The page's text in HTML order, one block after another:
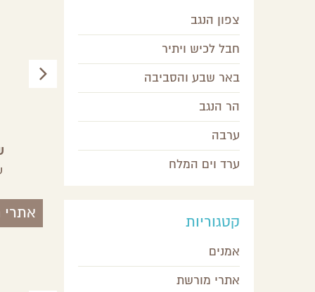
סיור עששיות בחווארי עידן
ובתמר המקראית
חצבה,
צפון הנגב
חבל לכיש ויתיר
באר שבע והסביבה
הר הנגב
ערבה
ערד וים המלח
קטגוריות
אמנים
אתרי מורשת